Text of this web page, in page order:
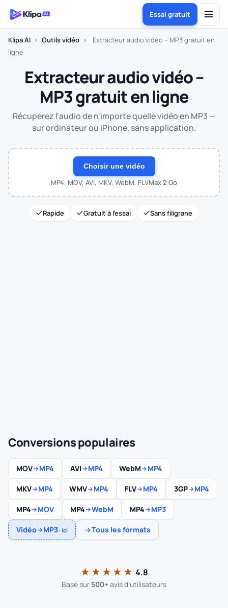
Essai gratuit
Klipa AI › Outils vidéo ›
Extracteur audio vidéo – MP3 gratuit en
ligne
Extracteur audio vidéo –
MP3 gratuit en ligne
Récupérez l'audio de n'importe quelle vidéo en MP3 —
sur ordinateur ou iPhone, sans application.
Choisir une vidéo
MP4, MOV, AVI, MKV, WebM, FLVMax 2 Go
Rapide Gratuit à l'essai Sans filigrane
Conversions populaires
MOV MP4 AVI MP4 WebM MP4
MKV MP4 WMV MP4 FLV MP4 3GP MP4
MP4 MOV MP4 WebM MP4 MP3
Vidéo MP3· ici Tous les formats
★★★★★ 4.8
Basé sur 500+ avis d'utilisateurs